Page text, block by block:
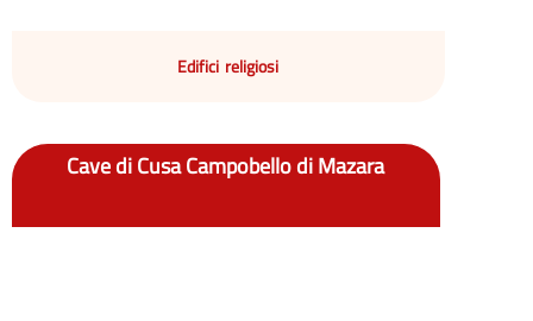
Edifici religiosi
Cave di Cusa Campobello di Mazara